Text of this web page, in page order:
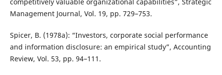
Management Journal, Vol. 19, pp. 729–753.
Spicer, B. (1978a): “Investors, corporate social performance
and information disclosure: an empirical study”, Accounting
Review, Vol. 53, pp. 94–111.